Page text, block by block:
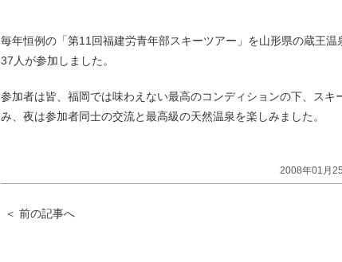
毎年恒例の「第11回福建労青年部スキーツアー」を山形県の蔵王温
37人が参加しました。
参加者は皆、福岡では味わえない最高のコンディションの下、スキ
み、夜は参加者同士の交流と最高級の天然温泉を楽しみました。
2008年01月
＜ 前の記事へ